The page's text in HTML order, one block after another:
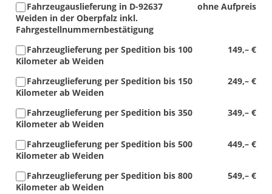
ohne Aufpreis
Fahrzeugauslieferung in D-92637
Weiden in der Oberpfalz inkl.
Fahrgestellnummernbestätigung
149,– €
Fahrzeuglieferung per Spedition bis 100
Kilometer ab Weiden
249,– €
Fahrzeuglieferung per Spedition bis 150
Kilometer ab Weiden
349,– €
Fahrzeuglieferung per Spedition bis 350
Kilometer ab Weiden
449,– €
Fahrzeuglieferung per Spedition bis 500
Kilometer ab Weiden
549,– €
Fahrzeuglieferung per Spedition bis 800
Kilometer ab Weiden